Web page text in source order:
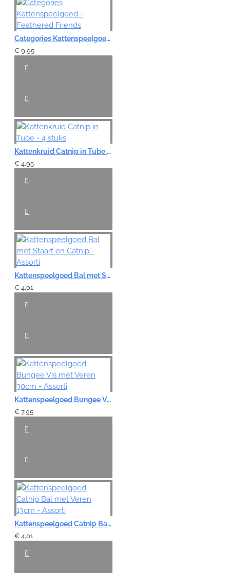
Categories Kattenspeelgoed - Feathered Friends
€ 9,95
Kattenkruid Catnip in Tube - 4 stuks
€ 4,95
Kattenspeelgoed Bal met Staart en Catnip - Assorti
€ 4,01
Kattenspeelgoed Bungee Vis met Veren 30cm - Assorti
€ 7,95
Kattenspeelgoed Catnip Bal met Veren 13cm - Assorti
€ 4,01